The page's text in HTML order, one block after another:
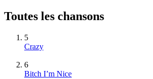
Toutes les chansons
5
Crazy
6
Bitch I’m Nice